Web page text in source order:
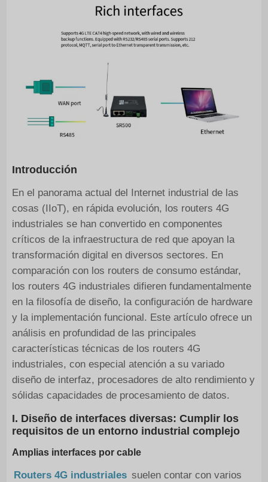
Introducción
En el panorama actual del Internet industrial de las
cosas (IIoT), en rápida evolución, los routers 4G
industriales se han convertido en componentes
críticos de la infraestructura de red que apoyan la
transformación digital en diversos sectores. En
comparación con los routers de consumo estándar,
los routers 4G industriales difieren fundamentalmente
en la filosofía de diseño, la configuración de hardware
y la implementación funcional. Este artículo ofrece un
análisis en profundidad de las principales
características técnicas de los routers 4G
industriales, con especial atención a su variado
diseño de interfaz, procesadores de alto rendimiento y
sólidas capacidades de procesamiento de datos.
I. Diseño de interfaces diversas: Cumplir los
requisitos de un entorno industrial complejo
Amplias interfaces por cable
Routers 4G industriales suelen contar con varios